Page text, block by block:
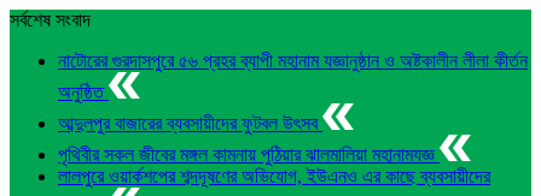
সর্বশেষ সংবাদ
নাটোরের গুরদাসপুরে ৫৬ প্রহর ব্যাপী মহানাম যজ্ঞানুষ্ঠান ও অষ্টকালীন লীলা কীর্তন
অনুষ্ঠিত
আব্দুলপুর বাজারের ব্যবসায়ীদের ফুটবল উৎসব
পৃথিবীর সকল জীবের মঙ্গল কামনায় পুঠিয়ার ঝালমালিয়া মহানামযজ্ঞ
লালপুরে ওয়ার্কশপের শব্দদূষণের অভিযোগ, ইউএনও এর কাছে ব্যবসায়ীদের